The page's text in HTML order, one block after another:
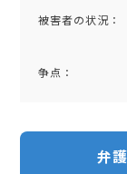
被害者の状況：
争点：
弁